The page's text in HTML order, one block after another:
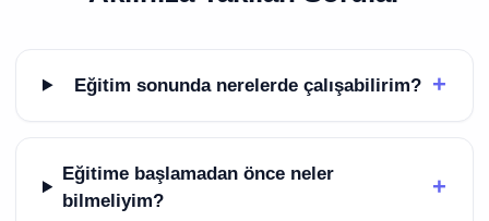
Eğitim sonunda nerelerde çalışabilirim? +
Eğitime başlamadan önce neler
bilmeliyim?
+